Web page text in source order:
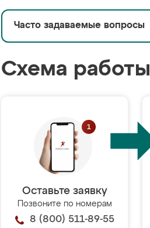
Часто задаваемые вопросы
Схема работы
Оставьте заявку
Позвоните по номерам
8 (800) 511-89-55